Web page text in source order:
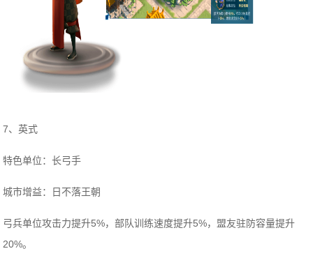
7、英式
特色单位：长弓手
城市增益：日不落王朝
弓兵单位攻击力提升5%，部队训练速度提升5%，盟友驻防容量提升
20%。